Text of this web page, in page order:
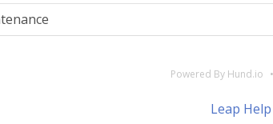
Powered By Hund.io
Leap Help